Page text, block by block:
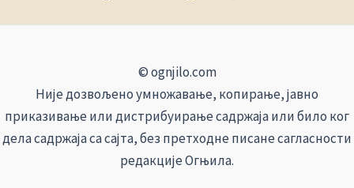
© ognjilo.com
Није дозвољено умножавање, копирање, јавно
приказивање или дистрибуирање садржаја или било ког
дела садржаја са сајта, без претходне писане сагласности
редакције Огњила.